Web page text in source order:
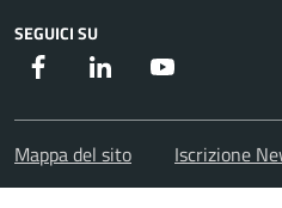
SEGUICI SU
Facebook Instagram
Mappa del sito Iscrizione